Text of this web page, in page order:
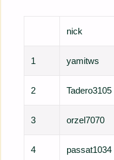
nick
1 yamitws
2 Tadero3105
3 orzel7070
4 passat1034